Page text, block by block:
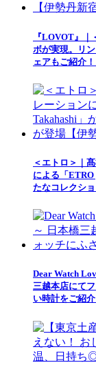
『LOVOT』
ボが実現。リ
ェアもご紹介
＜エトロ＞｜
による「
たなコレクシ
Dear Watch
三越本店にて
い時計をご紹介